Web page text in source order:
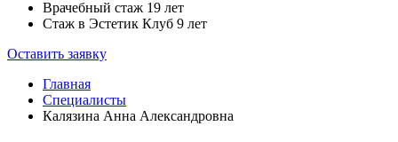
Врачебный стаж 19 лет
Стаж в Эстетик Клуб 9 лет
Оставить заявку
Главная
Специалисты
Калязина Анна Александровна